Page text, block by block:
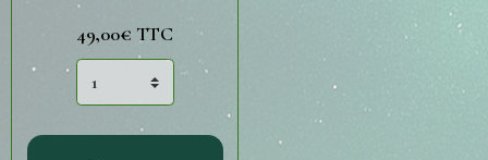
49,00€ TTC